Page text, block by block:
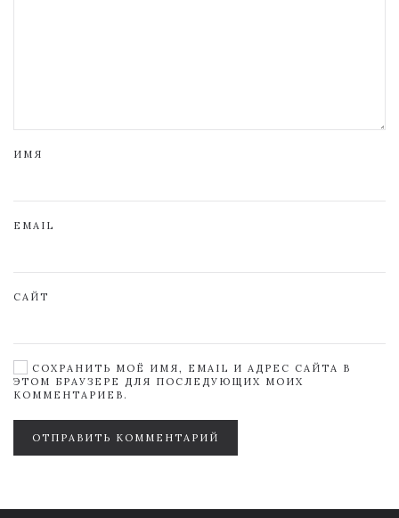
ИМЯ
EMAIL
САЙТ
СОХРАНИТЬ МОЁ ИМЯ, EMAIL И АДРЕС САЙТА В
ЭТОМ БРАУЗЕРЕ ДЛЯ ПОСЛЕДУЮЩИХ МОИХ
КОММЕНТАРИЕВ.
ОТПРАВИТЬ КОММЕНТАРИЙ